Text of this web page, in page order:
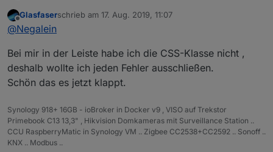
Danke, es funktioniert jetzt.
schalten kann.
Hab jetzt den Button und Menü nur im Body und es
funktioniert.
CSS-Klasse im Menü benötige ich, da es sonst nicht
so aussieht wie ich möchte.
Offline
Glasfaserschrieb am 17. Aug. 2019, 11:07
zuletzt editiert von
@Negalein
Bei mir in der Leiste habe ich die CSS-Klasse nicht ,
deshalb wollte ich jeden Fehler ausschließen.
Schön das es jetzt klappt.
Synology 918+ 16GB - ioBroker in Docker v9 , VISO auf Trekstor
Primebook C13 13,3" , Hikvision Domkameras mit Surveillance Station ..
CCU RaspberryMatic in Synology VM .. Zigbee CC2538+CC2592 .. Sonoff ..
KNX .. Modbus ..